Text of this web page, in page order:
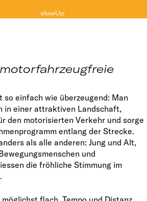
slowUp
so einfach wie überzeugend: Man
in einer attraktiven Landschaft,
den motorisierten Verkehr und sorge
entlang der Strecke.
als alle anderen: Jung und Alt,
und
die fröhliche Stimmung im